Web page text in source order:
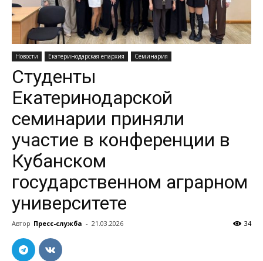
Новости Екатеринодарская епархия Семинария
Студенты
Екатеринодарской
семинарии приняли
участие в конференции в
Кубанском
государственном аграрном
университете
Автор Пресс-служба - 21.03.2026 34